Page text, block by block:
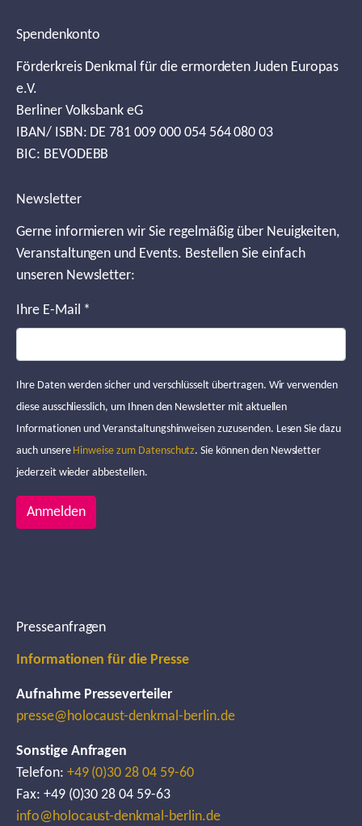
Spendenkonto
Förderkreis Denkmal für die ermordeten Juden Europas
e.V.
Berliner Volksbank eG
IBAN/ ISBN: DE 781 009 000 054 564 080 03
BIC: BEVODEBB
Newsletter
Gerne informieren wir Sie regelmäßig über Neuigkeiten,
Veranstaltungen und Events. Bestellen Sie einfach
unseren Newsletter:
Ihre E-Mail *
Ihre Daten werden sicher und verschlüsselt übertragen. Wir verwenden
diese ausschliesslich, um Ihnen den Newsletter mit aktuellen
Informationen und Veranstaltungshinweisen zuzusenden. Lesen Sie dazu
auch unsere Hinweise zum Datenschutz. Sie können den Newsletter
jederzeit wieder abbestellen.
Anmelden
Presseanfragen
Informationen für die Presse
Aufnahme Presseverteiler
presse@holocaust-denkmal-berlin.de
Sonstige Anfragen
Telefon: +49 (0)30 28 04 59-60
Fax: +49 (0)30 28 04 59-63
info@holocaust-denkmal-berlin.de